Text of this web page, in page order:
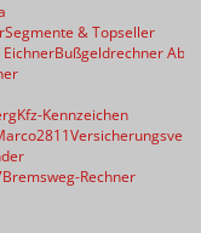
Segmente & Topseller
Bußgeldrechner
Kfz-Kennzeichen
Bremsweg-Rechner